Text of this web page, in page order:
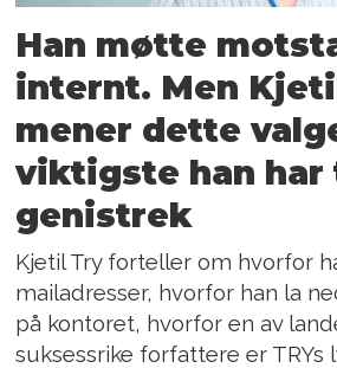
Han møtte
internt. Men
mener dette
viktigste han har
genistrek
Kjetil Try forteller om hvorfor
mailadresser, hvorfor han la
på kontoret, hvorfor en av
suksessrike forfattere er TRYs